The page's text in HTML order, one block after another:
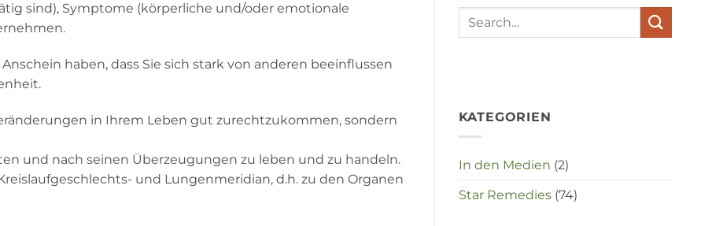
sind), Symptome (körperliche und/oder emotionale
haben, dass Sie sich stark von anderen beeinflussen
in Ihrem Leben gut zurechtzukommen, sondern
und nach seinen Überzeugungen zu leben und zu handeln.
und Lungenmeridian, d.h. zu den Organen
in
KATEGORIEN
In den Medien (2)
Star Remedies(74)